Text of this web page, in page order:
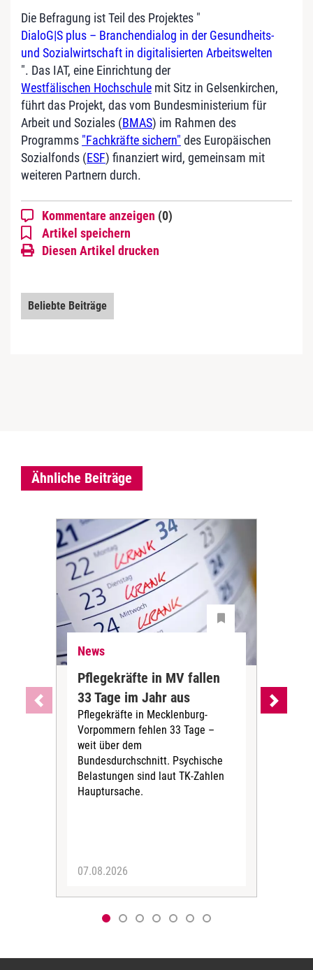
Die Befragung ist Teil des Projektes "
DialoG|S plus – Branchendialog in der Gesundheits-
und Sozialwirtschaft in digitalisierten Arbeitswelten
". Das IAT, eine Einrichtung der
Westfälischen Hochschule mit Sitz in Gelsenkirchen,
führt das Projekt, das vom Bundesministerium für
Arbeit und Soziales (BMAS) im Rahmen des
Programms "Fachkräfte sichern" des Europäischen
Sozialfonds (ESF) finanziert wird, gemeinsam mit
weiteren Partnern durch.
Kommentare anzeigen (0)
Artikel speichern
Diesen Artikel drucken
Beliebte Beiträge
Ähnliche Beiträge
News
Pflegekräfte in MV fallen
33 Tage im Jahr aus
Pflegekräfte in Mecklenburg-
Vorpommern fehlen 33 Tage –
weit über dem
Bundesdurchschnitt. Psychische
Belastungen sind laut TK-Zahlen
Hauptursache.
07.08.2026